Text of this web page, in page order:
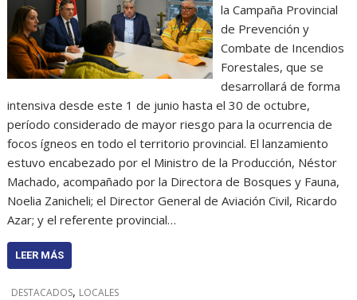
la Campaña Provincial
de Prevención y
Combate de Incendios
Forestales, que se
desarrollará de forma
intensiva desde este 1 de junio hasta el 30 de octubre,
período considerado de mayor riesgo para la ocurrencia de
focos ígneos en todo el territorio provincial. El lanzamiento
estuvo encabezado por el Ministro de la Producción, Néstor
Machado, acompañado por la Directora de Bosques y Fauna,
Noelia Zanicheli; el Director General de Aviación Civil, Ricardo
Azar; y el referente provincial…
LEER MÁS
DESTACADOS, LOCALES